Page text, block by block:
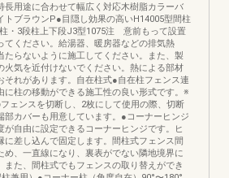
長用途に合わせて幅広く対応木樹脂カラーバ
トブラウンP●目隠し効果の高いH14005型間柱
・3段柱上下段J3型1075注 意前もって設置
てください。給湯器、暖房器などの排気熱
たらないように施工してください。また、製
火気を近付けないでください。熱による部材
それがあります。自在柱式●自在柱フェンス連
に柱の移動ができる施工性の良い形式です。※
ェンスを切断し、2枚にして使用の際、切断
部カバーも用意しています。●コーナーヒンジ
が自由に設定できるコーナーヒンジです。ヒ
に差し込んで固定します。間柱式フェンス間
め、一直線になり、裏表がでない隣地境界に
また、間柱式でもフェンスの取り替えができ